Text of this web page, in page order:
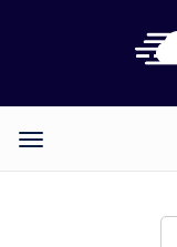
Categories